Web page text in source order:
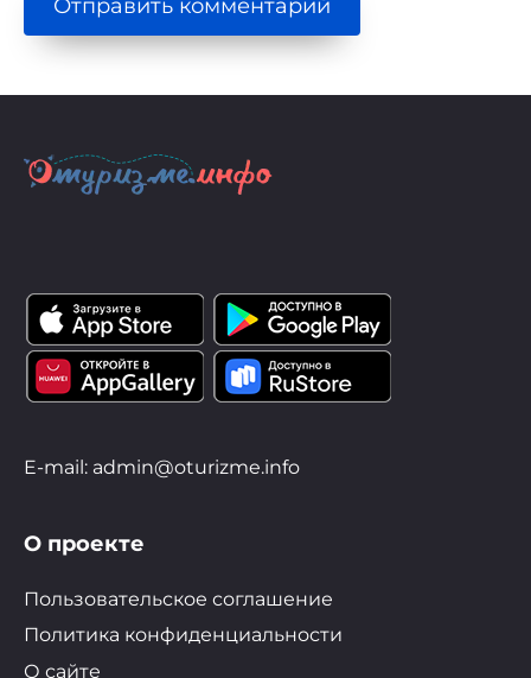
E-mail: admin@oturizme.info
О проекте
Пользовательское соглашение
Политика конфиденциальности
О сайте